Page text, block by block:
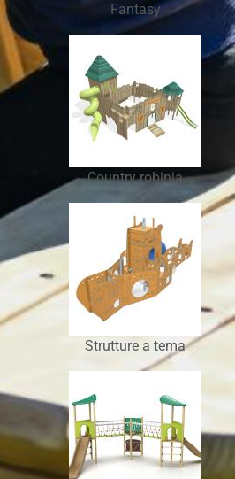
Fantasy
Country robinia
Strutture a tema